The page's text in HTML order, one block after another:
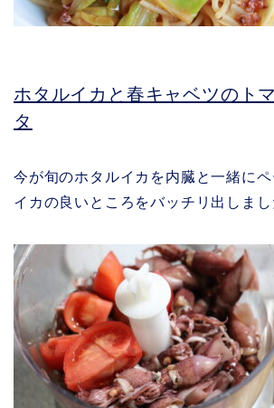
ホタルイカと春キャベツのト
タ
今が旬のホタルイカを内臓と一緒に
イカの良いところをバッチリ出しまし